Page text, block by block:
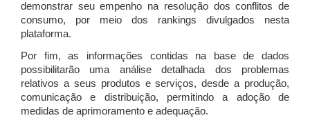
demonstrar seu empenho na resolução dos conflitos de
consumo, por meio dos rankings divulgados nesta
plataforma.
Por fim, as informações contidas na base de dados
possibilitarão uma análise detalhada dos problemas
relativos a seus produtos e serviços, desde a produção,
comunicação e distribuição, permitindo a adoção de
medidas de aprimoramento e adequação.